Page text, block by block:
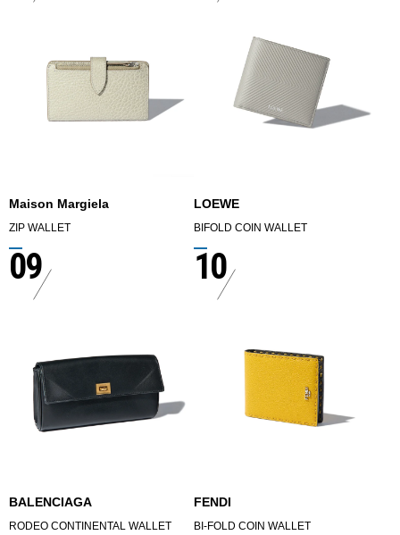
Maison Margiela
ZIP WALLET
LOEWE
BIFOLD COIN WALLET
09
BALENCIAGA
RODEO CONTINENTAL WALLET
10
FENDI
BI-FOLD COIN WALLET